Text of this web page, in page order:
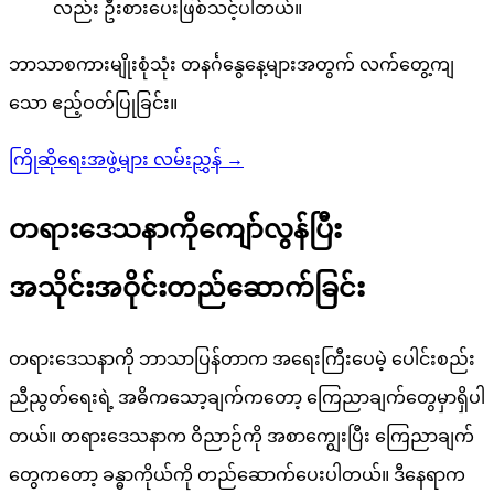
လည်း ဦးစားပေးဖြစ်သင့်ပါတယ်။
ဘာသာစကားမျိုးစုံသုံး တနင်္ဂနွေနေ့များအတွက် လက်တွေ့ကျ
သော ဧည့်ဝတ်ပြုခြင်း။
ကြိုဆိုရေးအဖွဲ့များ လမ်းညွှန် →
တရားဒေသနာကိုကျော်လွန်ပြီး
အသိုင်းအဝိုင်းတည်ဆောက်ခြင်း
တရားဒေသနာကို ဘာသာပြန်တာက အရေးကြီးပေမဲ့ ပေါင်းစည်း
ညီညွတ်ရေးရဲ့ အဓိကသော့ချက်ကတော့ ကြေညာချက်တွေမှာရှိပါ
တယ်။ တရားဒေသနာက ဝိညာဉ်ကို အစာကျွေးပြီး ကြေညာချက်
တွေကတော့ ခန္ဓာကိုယ်ကို တည်ဆောက်ပေးပါတယ်။ ဒီနေရာက